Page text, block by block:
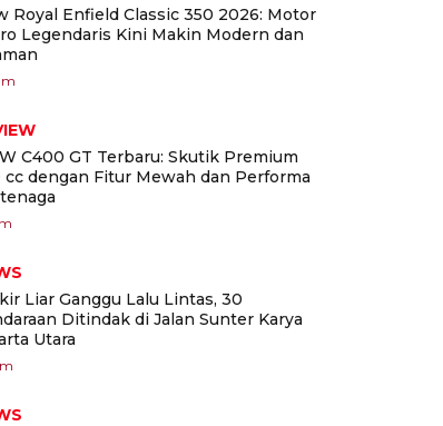
Royal Enfield Classic 350 2026: Motor
Legendaris Kini Makin Modern dan
C400 GT Terbaru: Skutik Premium
cc dengan Fitur Mewah dan Performa
Liar Ganggu Lalu Lintas, 30
Ditindak di Jalan Sunter Karya
Utara